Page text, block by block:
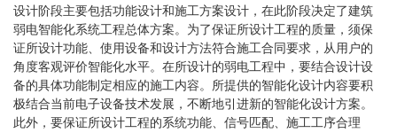
设计阶段主要包括功能设计和施工方案设计，在此阶段决定了建筑
弱电智能化系统工程总体方案。为了保证所设计工程的质量，须保
证所设计功能、使用设备和设计方法符合施工合同要求，从用户的
角度客观评价智能化水平。在所设计的弱电工程中，要结合设计设
备的具体功能制定相应的施工内容。所提供的智能化设计内容要积
极结合当前电子设备技术发展，不断地引进新的智能化设计方案。
此外，要保证所设计工程的系统功能、信号匹配、施工工序合理